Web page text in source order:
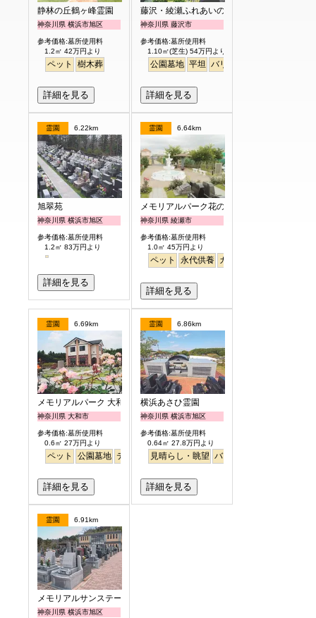
静林の丘鶴ヶ峰霊園
神奈川県 横浜市旭区
参考価格:墓所使用料
1.2㎡ 42万円より
ペット 樹木葬
詳細を見る
藤沢・綾瀬ふれあいの杜
神奈川県 藤沢市
参考価格:墓所使用料
1.10㎡(芝生) 54万円より
公園墓地 平坦 バリアフリー
詳細を見る
霊園 6.22km
旭翠苑
神奈川県 横浜市旭区
参考価格:墓所使用料
1.2㎡ 83万円より
詳細を見る
霊園 6.64km
メモリアルパーク花の郷聖地 相模大塚
神奈川県 綾瀬市
参考価格:墓所使用料
1.0㎡ 45万円より
ペット 永代供養 ガーデニング
詳細を見る
霊園 6.69km
メモリアルパーク 大和墓苑 ふれあいの郷
神奈川県 大和市
参考価格:墓所使用料
0.6㎡ 27万円より
ペット 公園墓地 テラス 駅から徒歩 明るい
詳細を見る
霊園 6.86km
横浜あさひ霊園
神奈川県 横浜市旭区
参考価格:墓所使用料
0.64㎡ 27.8万円より
見晴らし・眺望 バリアフリー
詳細を見る
霊園 6.91km
メモリアルサンステージ
神奈川県 横浜市旭区